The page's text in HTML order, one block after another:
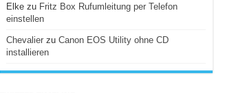
Elkezu Fritz Box Rufumleitung per Telefon
einstellen
Chevalierzu Canon EOS Utility ohne CD
installieren